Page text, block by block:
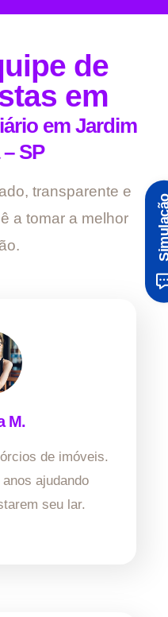
de
em
em Jardim
SP
transparente e
a tomar a melhor
M.
de imóveis.
ajudando
seu lar.